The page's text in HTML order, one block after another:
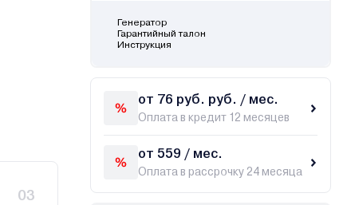
03
Генератор
Гарантийный талон
Инструкция
от 76 руб. руб. / мес.
Оплата в кредит 12 месяцев
от 559 / мес.
Оплата в рассрочку 24 месяца